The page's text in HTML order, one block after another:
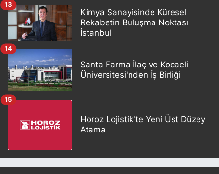
Kimya Sanayisinde Küresel
Rekabetin Buluşma Noktası
İstanbul
13
Santa Farma İlaç ve Kocaeli
Üniversitesi'nden İş Birliği
14
Horoz Lojistik'te Yeni Üst Düzey
Atama
15